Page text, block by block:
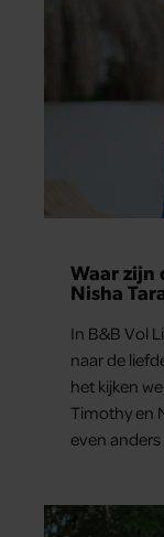
Waar zijn
Nisha
In B&B Vol
naar de
het kijken
Timothy en
even